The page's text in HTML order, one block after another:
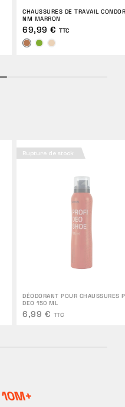
CHAUSSURES DE TRAVAIL
NM MARRON
69,99 € TTC
Rupture de stock
DÉODORANT POUR CHAUSSURES
DEO 150 ML
6,99 € TTC